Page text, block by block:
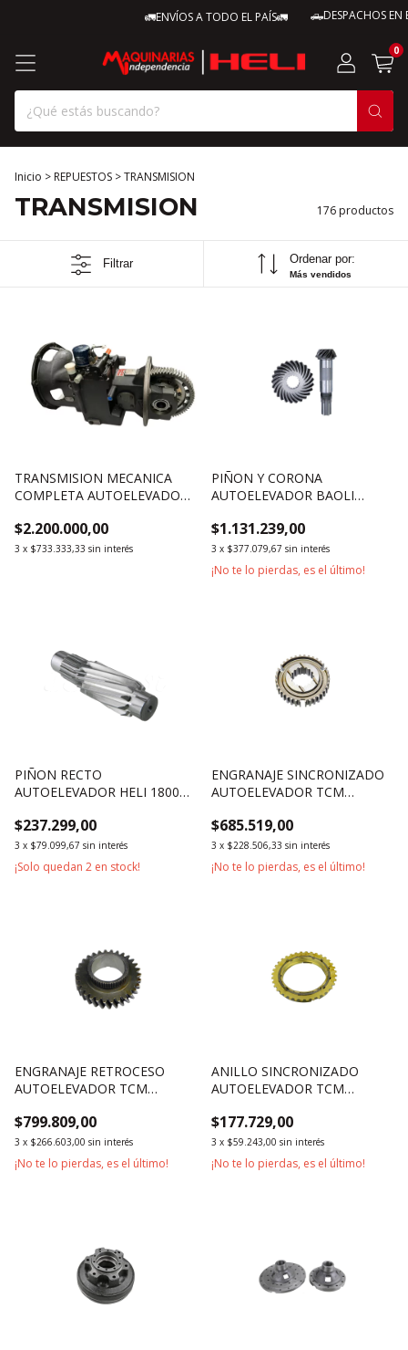
🚛ENVÍOS A TODO EL PAÍS🚛 🛻DESPACHOS EN EL
0
Inicio > REPUESTOS >TRANSMISION
TRANSMISION 176 productos
Filtrar Ordenar por:
Más vendidos
TRANSMISION MECANICA
COMPLETA AUTOELEVADOR
3500KG
$2.200.000,00
3 x $733.333,33 sin interés
PIÑON Y CORONA
AUTOELEVADOR BAOLI
$1.131.239,00
3 x $377.079,67 sin interés
¡No te lo pierdas, es el último!
PIÑON RECTO
AUTOELEVADOR HELI 1800KG
$237.299,00
3 x $79.099,67 sin interés
¡Solo quedan 2 en stock!
ENGRANAJE SINCRONIZADO
AUTOELEVADOR TCM
$685.519,00
3 x $228.506,33 sin interés
¡No te lo pierdas, es el último!
ENGRANAJE RETROCESO
AUTOELEVADOR TCM
$799.809,00
3 x $266.603,00 sin interés
¡No te lo pierdas, es el último!
ANILLO SINCRONIZADO
AUTOELEVADOR TCM
$177.729,00
3 x $59.243,00 sin interés
¡No te lo pierdas, es el último!